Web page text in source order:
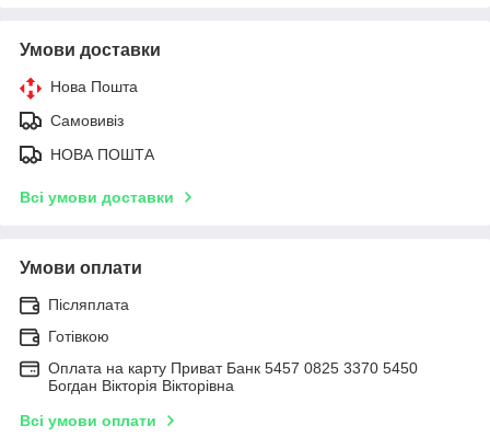
Умови доставки
Нова Пошта
Самовивіз
НОВА ПОШТА
Всі умови доставки
Умови оплати
Післяплата
Готівкою
Оплата на карту Приват Банк 5457 0825 3370 5450
Богдан Вікторія Вікторівна
Всі умови оплати